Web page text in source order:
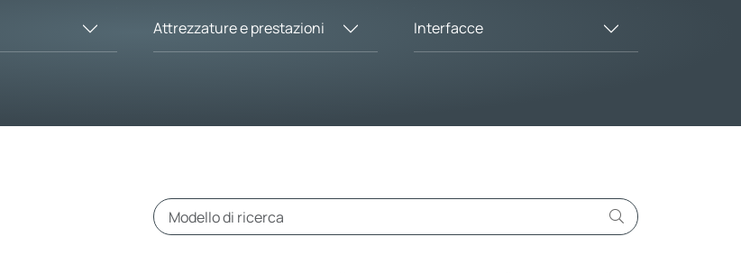
Attrezzature e prestazioni Interfacce